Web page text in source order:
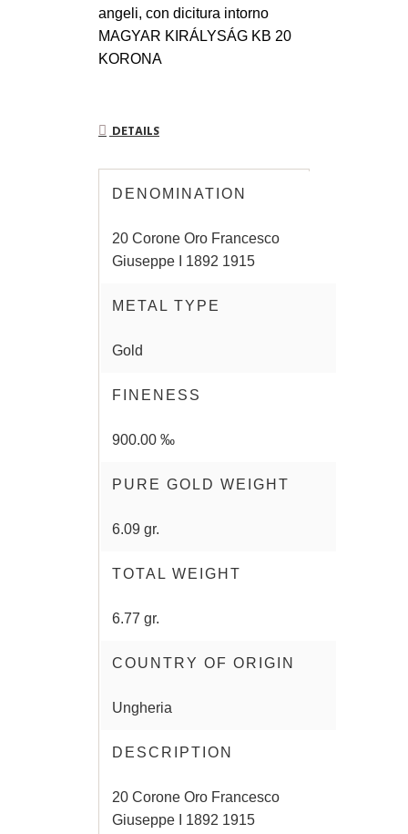
angeli, con dicitura intorno
MAGYAR KIRÁLYSÁG KB 20
KORONA
DETAILS
DENOMINATION
20 Corone Oro Francesco
Giuseppe I 1892 1915
METAL TYPE
Gold
FINENESS
900.00 ‰
PURE GOLD WEIGHT
6.09 gr.
TOTAL WEIGHT
6.77 gr.
COUNTRY OF ORIGIN
Ungheria
DESCRIPTION
20 Corone Oro Francesco
Giuseppe I 1892 1915